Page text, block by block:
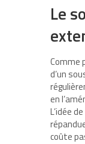
Le
Comme
d’un
en
L’idée
coûte